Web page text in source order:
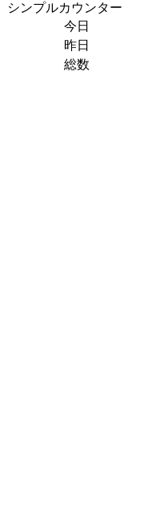
シンプルカウンター
今日
昨日
総数